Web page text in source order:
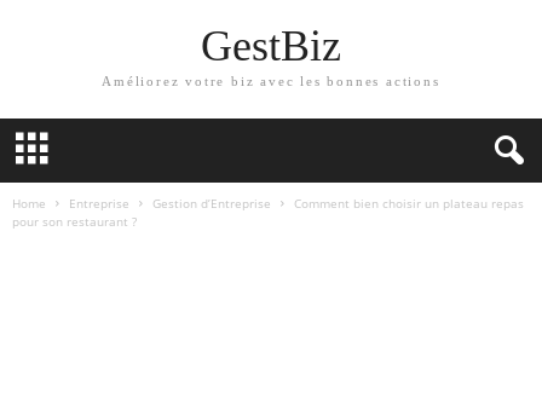
GestBiz
Améliorez votre biz avec les bonnes actions
Home Entreprise Gestion d’Entreprise
Comment bien choisir un plateau repas
pour son restaurant ?